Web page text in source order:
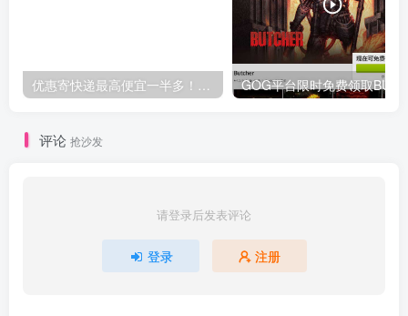
优惠寄快递最高便宜一半多！白鸽惠递
评论 抢沙发
请登录后发表评论
登录 注册